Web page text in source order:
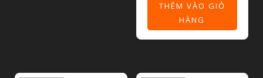
THÊM VÀO GIỎ
HÀNG